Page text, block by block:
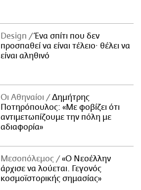
Design
Ένα σπίτι που δεν
προσπαθεί να είναι τέλειο· θέλει να
είναι αληθινό
Οι Αθηναίοι
Δημήτρης
Ποτηρόπουλος: «Με φοβίζει ότι
αντιμετωπίζουμε την πόλη με
αδιαφορία»
Μεσοπόλεμος
«Ο Νεοέλλην
άρχισε να λούεται. Γεγονός
κοσμοϊστορικής σημασίας»